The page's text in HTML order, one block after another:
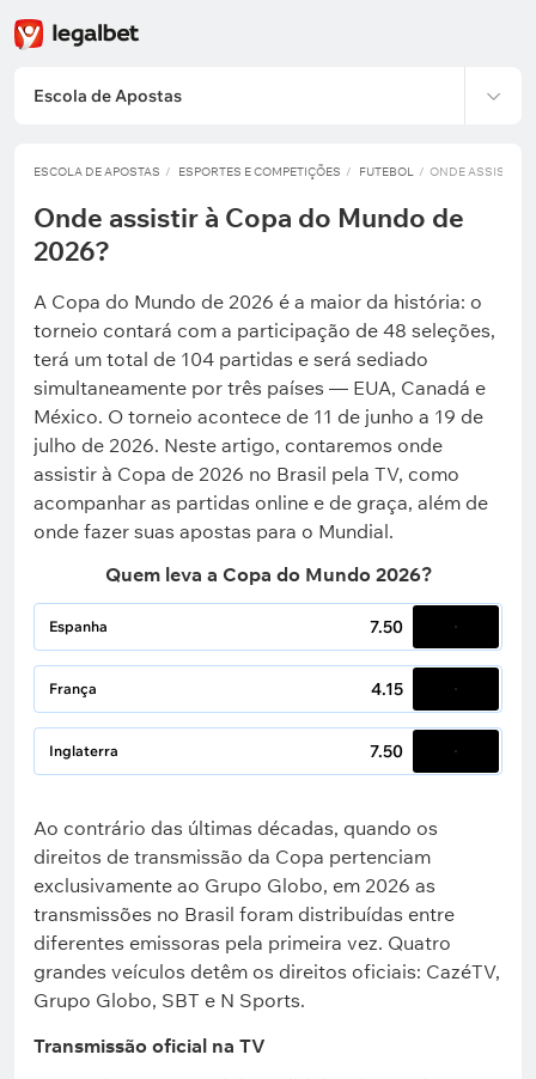
Escola de Apostas
ESCOLA DE APOSTAS ESPORTES E COMPETIÇÕES FUTEBOL ONDE ASSISTIR
Onde assistir à Copa do Mundo de
2026?
A Copa do Mundo de 2026 é a maior da história: o
torneio contará com a participação de 48 seleções,
terá um total de 104 partidas e será sediado
simultaneamente por três países — EUA, Canadá e
México. O torneio acontece de 11 de junho a 19 de
julho de 2026. Neste artigo, contaremos onde
assistir à Copa de 2026 no Brasil pela TV, como
acompanhar as partidas online e de graça, além de
onde fazer suas apostas para o Mundial.
Quem leva a Copa do Mundo 2026?
Espanha 7.50
França 4.15
Inglaterra 7.50
Ao contrário das últimas décadas, quando os
direitos de transmissão da Copa pertenciam
exclusivamente ao Grupo Globo, em 2026 as
transmissões no Brasil foram distribuídas entre
diferentes emissoras pela primeira vez. Quatro
grandes veículos detêm os direitos oficiais: CazéTV,
Grupo Globo, SBT e N Sports.
Transmissão oficial na TV